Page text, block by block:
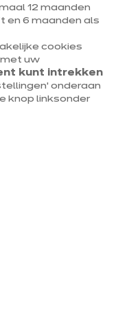
12 maanden
en 6 maanden als
cookies
uw
kunt intrekken
onderaan
knop linksonder